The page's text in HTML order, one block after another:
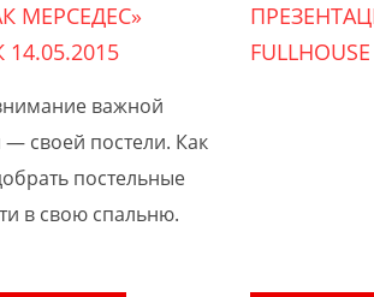
МЕРСЕДЕС»
важной
своей постели. Как
постельные
в свою спальню.